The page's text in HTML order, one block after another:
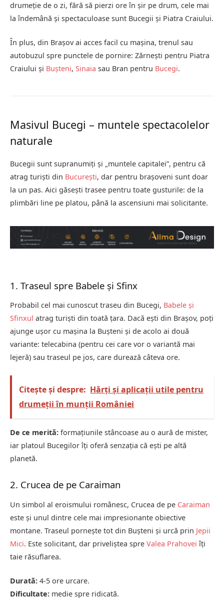
drumeție de o zi, fără să pierzi ore în șir pe drum, cele mai
la îndemână și spectaculoase sunt Bucegii și Piatra Craiului.
În plus, din Brașov ai acces facil cu mașina, trenul sau
autobuzul spre punctele de pornire: Zărnești pentru Piatra
Craiului și Bușteni, Sinaia sau Bran pentru Bucegi.
Masivul Bucegi – muntele spectacolelor
naturale
Bucegii sunt supranumiți și „muntele capitalei”, pentru că
atrag turiști din București, dar pentru brașoveni sunt doar
la un pas. Aici găsești trasee pentru toate gusturile: de la
plimbări line pe platou, până la ascensiuni mai solicitante.
1. Traseul spre Babele și Sfinx
Probabil cel mai cunoscut traseu din Bucegi, Babele și
Sfinxul atrag turiști din toată țara. Dacă ești din Brașov, poți
ajunge ușor cu mașina la Bușteni și de acolo ai două
variante: telecabina (pentru cei care vor o variantă mai
lejeră) sau traseul pe jos, care durează câteva ore.
Citește și despre: Hărți și aplicații utile pentru
drumeții în munții României
De ce merită: formațiunile stâncoase au o aură de mister,
iar platoul Bucegilor îți oferă senzația că ești pe altă
planetă.
2. Crucea de pe Caraiman
Un simbol al eroismului românesc, Crucea de pe Caraiman
este și unul dintre cele mai impresionante obiective
montane. Traseul pornește tot din Bușteni și urcă prin Jepii
Mici. Este solicitant, dar priveliștea spre Valea Prahovei îți
taie răsuflarea.
Durată: 4-5 ore urcare.
Dificultate: medie spre ridicată.